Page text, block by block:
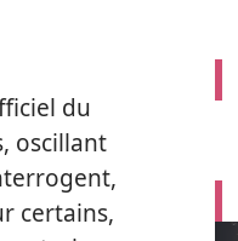
du
oscillant
certains,